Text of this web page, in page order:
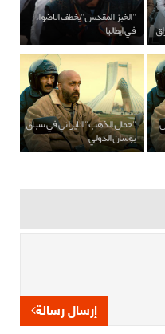
"الخبز المقدس"يخطف الاضواء
في ايطاليا
"حمال الذهب" الايراني في سباق
بوسان الدولي
إرسال رسالة